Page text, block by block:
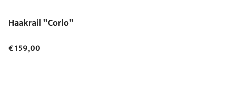
Haakrail "Corlo"
€ 159,00